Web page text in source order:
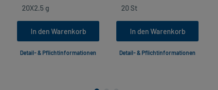
In den Warenkorb
Detail- & Pflichtinformationen
In den Warenkorb
Detail- & Pflichtinformationen